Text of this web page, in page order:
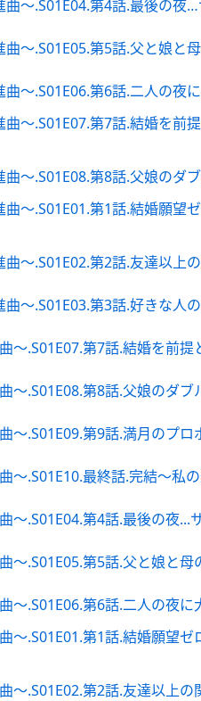
～.S01E04.第4話.最後の
～.S01E05.第5話.父と娘
～.S01E06.第6話.二人の
～.S01E07.第7話.結婚を前
～.S01E08.第8話.父娘の
～.S01E01.第1話.結婚願望
～.S01E02.第2話.友達以
～.S01E03.第3話.好きな
～.S01E07.第7話.結婚を前
～.S01E08.第8話.父娘のダ
～.S01E09.第9話.満月のプ
～.S01E10.最終話.完結〜
～.S01E04.第4話.最後の夜
～.S01E05.第5話.父と娘と
～.S01E06.第6話.二人の夜
～.S01E01.第1話.結婚願望
～.S01E02.第2話.友達以上